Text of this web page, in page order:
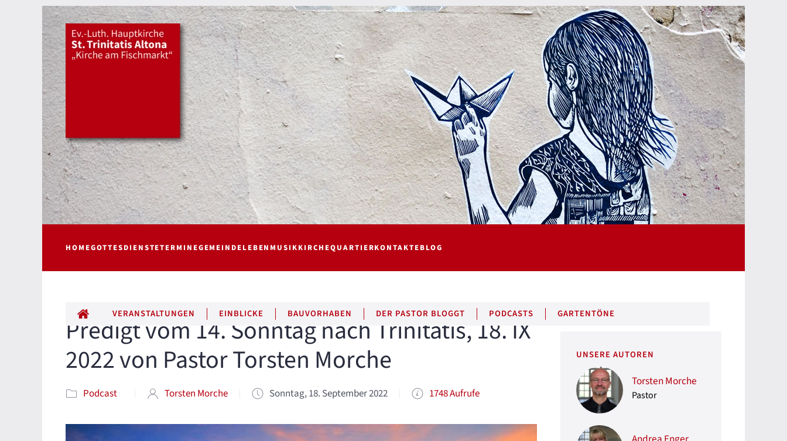
HOMEGOTTESDIENSTETERMINEGEMEINDELEBEN MUSIKKIRCHEQUARTIERKONTAKTEBLOG
ALLE BEITRÄGE
VERANSTALTUNGEN EINBLICKE BAUVORHABEN DER PASTOR BLOGGT PODCASTS GARTENTÖNE
Predigt vom 14. Sonntag nach Trinitatis, 18. IX
2022 von Pastor Torsten Morche
Podcast Torsten Morche Sonntag, 18. September 2022 1748 Aufrufe
UNSERE AUTOREN
Torsten Morche
Pastor